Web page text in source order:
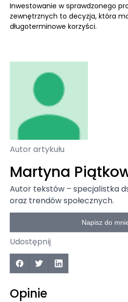
Inwestowanie w sprawdzonego
zewnętrznych to decyzja, która
długoterminowe korzyści.
Autor artykułu
Martyna
Autor tekstów – specjalistka
oraz trendów społecznych.
Napisz do
Udostępnij
Opinie